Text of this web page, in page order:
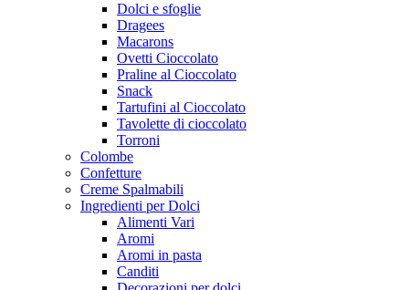
Dolci e sfoglie
Dragees
Macarons
Ovetti Cioccolato
Praline al Cioccolato
Snack
Tartufini al Cioccolato
Tavolette di cioccolato
Torroni
Colombe
Confetture
Creme Spalmabili
Ingredienti per Dolci
Alimenti Vari
Aromi
Aromi in pasta
Canditi